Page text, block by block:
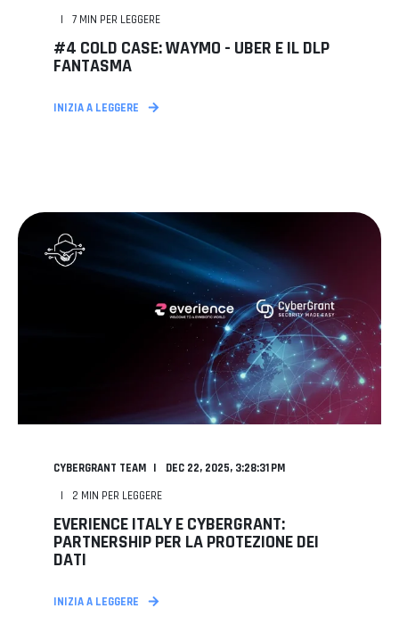
7 MIN PER LEGGERE
#4 COLD CASE: WAYMO - UBER E IL DLP
FANTASMA
INIZIA A LEGGERE
CYBERGRANT TEAM
DEC 22, 2025, 3:28:31 PM
2 MIN PER LEGGERE
EVERIENCE ITALY E CYBERGRANT:
PARTNERSHIP PER LA PROTEZIONE DEI
DATI
INIZIA A LEGGERE